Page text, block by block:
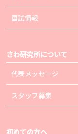
国試情報
さわ研究所について
代表メッセージ
スタッフ募集
初めての方へ